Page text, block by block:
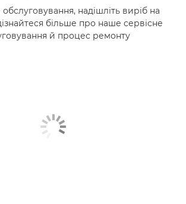
надішліть виріб на
більше про наше сервісне
й процес ремонту